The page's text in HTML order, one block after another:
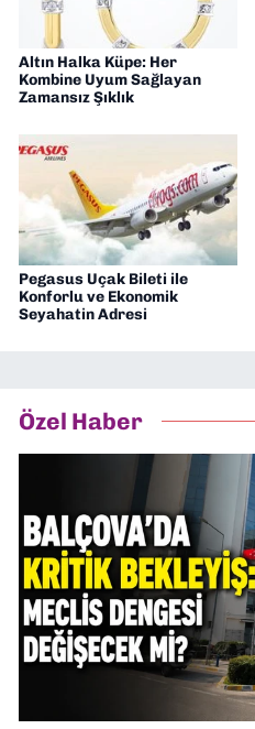
Altın Halka Küpe: Her
Kombine Uyum Sağlayan
Zamansız Şıklık
Pegasus Uçak Bileti ile
Konforlu ve Ekonomik
Seyahatin Adresi
Özel Haber